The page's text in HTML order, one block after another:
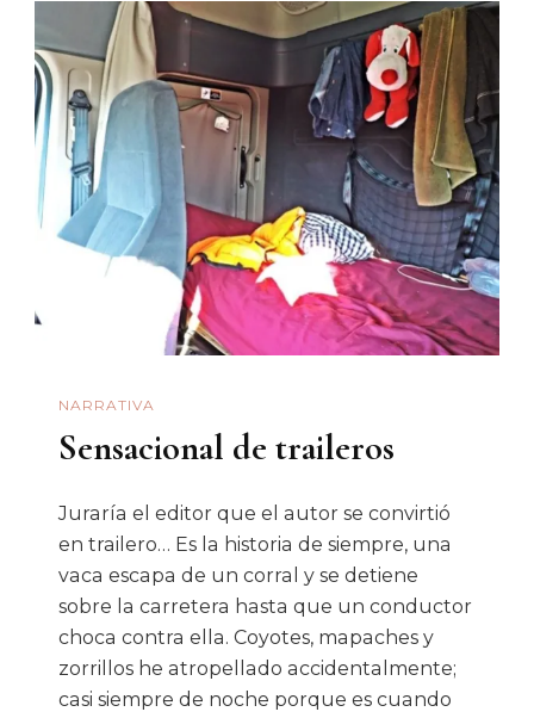
NARRATIVA
Sensacional de traileros
Juraría el editor que el autor se convirtió
en trailero… Es la historia de siempre, una
vaca escapa de un corral y se detiene
sobre la carretera hasta que un conductor
choca contra ella. Coyotes, mapaches y
zorrillos he atropellado accidentalmente;
casi siempre de noche porque es cuando